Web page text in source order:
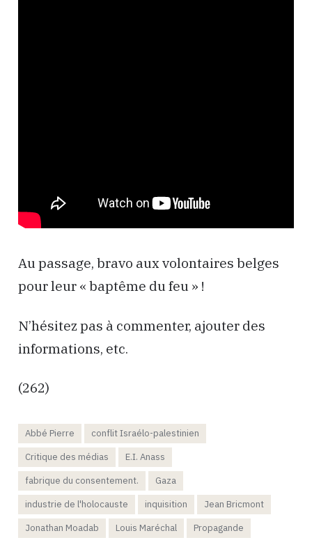
Au passage, bravo aux volontaires belges
pour leur « baptême du feu » !
N’hésitez pas à commenter, ajouter des
informations, etc.
(262)
Abbé Pierre
conflit Israélo-palestinien
Critique des médias
E.I. Anass
fabrique du consentement.
Gaza
industrie de l'holocauste
inquisition
Jean Bricmont
Jonathan Moadab
Louis Maréchal Propagande